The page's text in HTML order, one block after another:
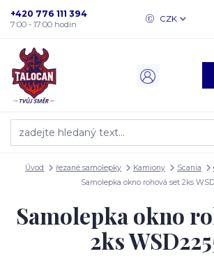
CZK
+420 776 111 394
7:00 - 17:00 hodin
Úvod řezané samolepky Kamiony Scania
Samolepka okno rohová set 2ks
Samolepka okno
2ks